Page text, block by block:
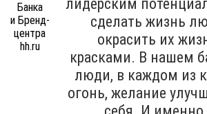
лидерским
сделать жизнь
окрасить их
красками. В нашем
люди, в каждом из
огонь, желание